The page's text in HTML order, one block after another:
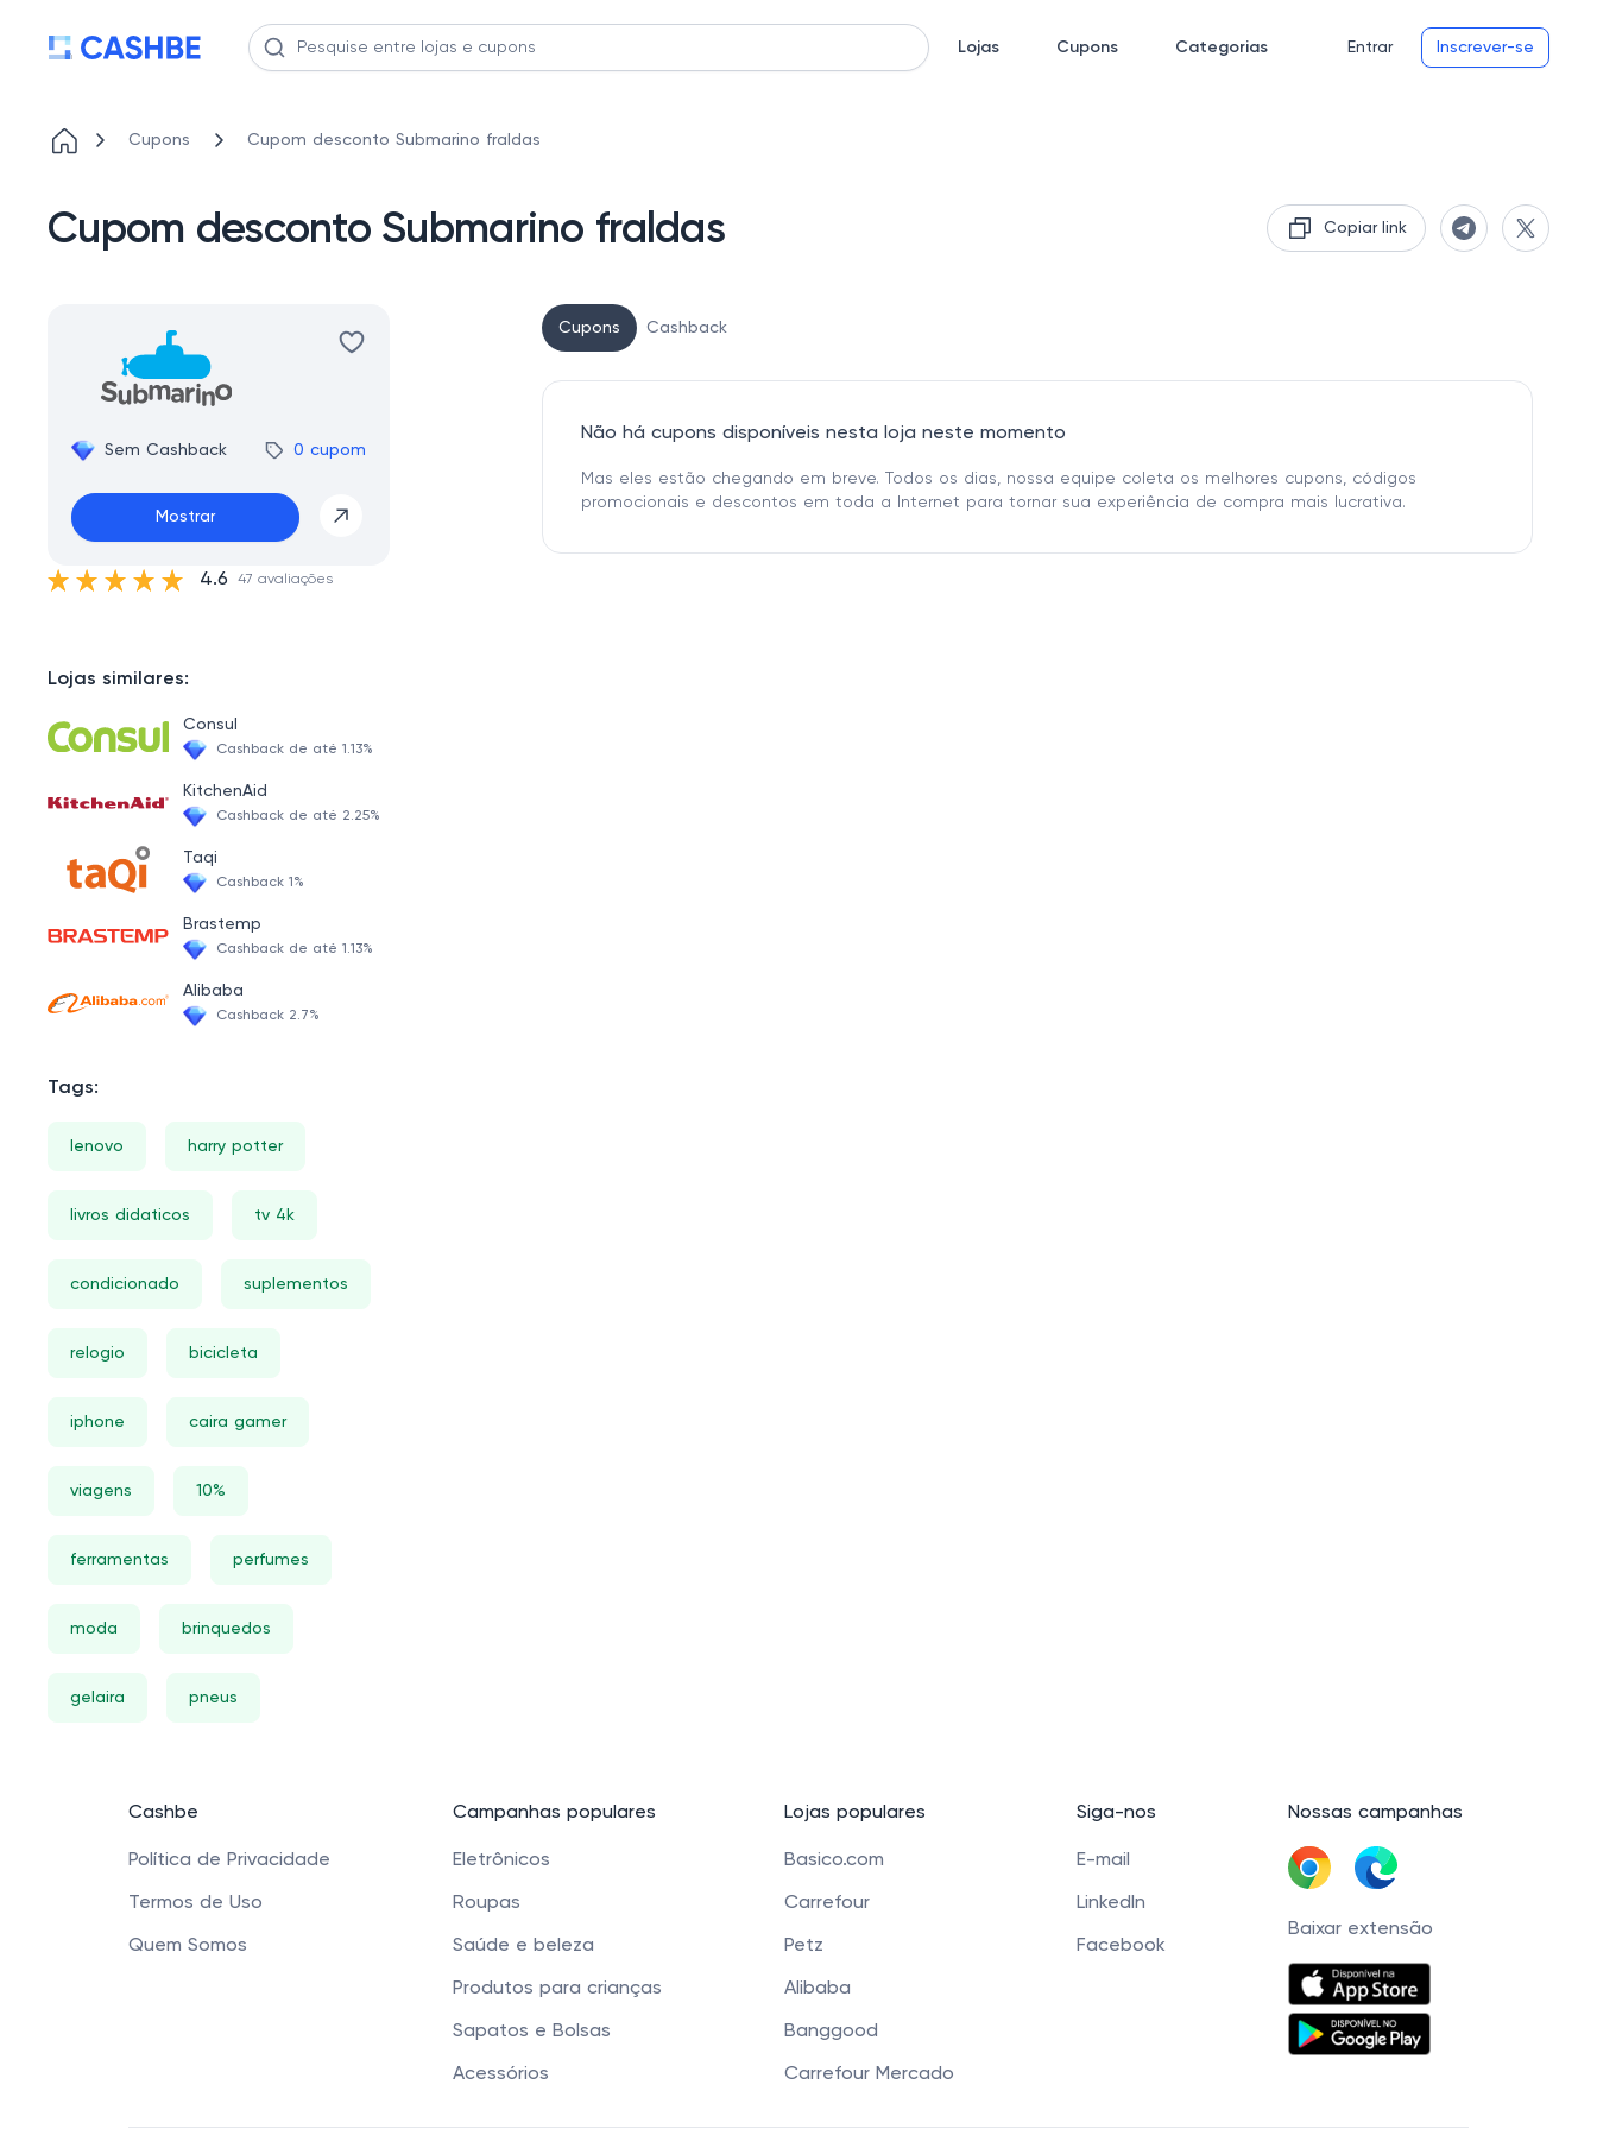
Lojas Cupons Categorias Entrar Inscrever-se
Cupons Cupom desconto Submarino fraldas
Cupom desconto Submarino fraldas Copiar link
Sem Cashback 0 cupom
Mostrar
4.6 47 avaliações
Lojas similares:
Consul
Cashback de até 1.13%
KitchenAid
Cashback de até 2.25%
Taqi
Cashback 1%
Brastemp
Cashback de até 1.13%
Alibaba
Cashback 2.7%
Tags:
lenovo harry potter
livros didaticos tv 4k
condicionado suplementos
relogio bicicleta
iphone caira gamer
viagens 10%
ferramentas perfumes
moda brinquedos
gelaira pneus
Cupons Cashback
Não há cupons disponíveis nesta loja neste momento
Mas eles estão chegando em breve. Todos os dias, nossa equipe coleta os melhores cupons, códigos
promocionais e descontos em toda a Internet para tornar sua experiência de compra mais lucrativa.
Cashbe
Política de Privacidade
Termos de Uso
Quem Somos
Campanhas populares
Eletrônicos
Roupas
Saúde e beleza
Produtos para crianças
Sapatos e Bolsas
Acessórios
Lojas populares
Basico.com
Carrefour
Petz
Alibaba
Banggood
Carrefour Mercado
Siga-nos
E-mail
LinkedIn
Facebook
Nossas campanhas
Baixar extensão